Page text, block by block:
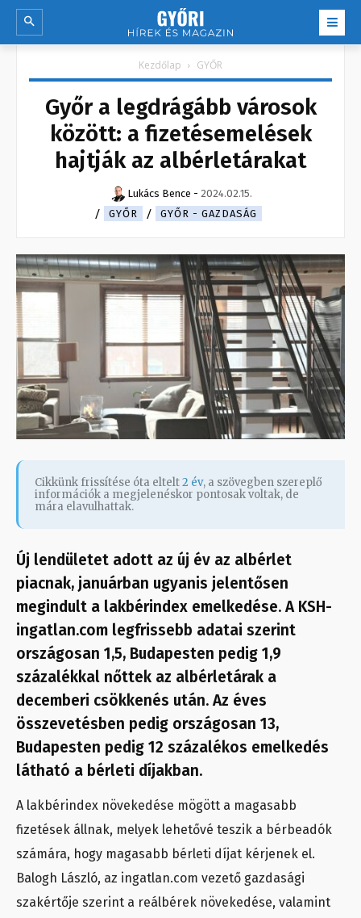
Kezdőlap GYŐR
Győr a legdrágább városok
között: a fizetésemelések
hajtják az albérletárakat
Lukács Bence - 2024.02.15.
GYŐR
GYŐR - GAZDASÁG
Cikkünk frissítése óta eltelt2 év, a szövegben szereplő
információk a megjelenéskor pontosak voltak, de
mára elavulhattak.
Új lendületet adott az új év az albérlet
piacnak, januárban ugyanis jelentősen
megindult a lakbérindex emelkedése. A KSH-
ingatlan.com legfrissebb adatai szerint
országosan 1,5, Budapesten pedig 1,9
százalékkal nőttek az albérletárak a
decemberi csökkenés után. Az éves
összevetésben pedig országosan 13,
Budapesten pedig 12 százalékos emelkedés
látható a bérleti díjakban.
A lakbérindex növekedése mögött a magasabb
fizetések állnak, melyek lehetővé teszik a bérbeadók
számára, hogy magasabb bérleti díjat kérjenek el.
Balogh László, az ingatlan.com vezető gazdasági
szakértője szerint a reálbérek növekedése, valamint